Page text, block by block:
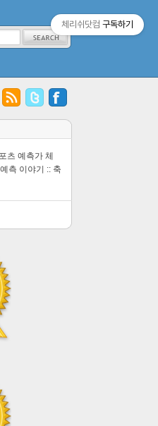
츠 예측가 체
측 이야기 :: 축
체리쉬닷컴 구독하기